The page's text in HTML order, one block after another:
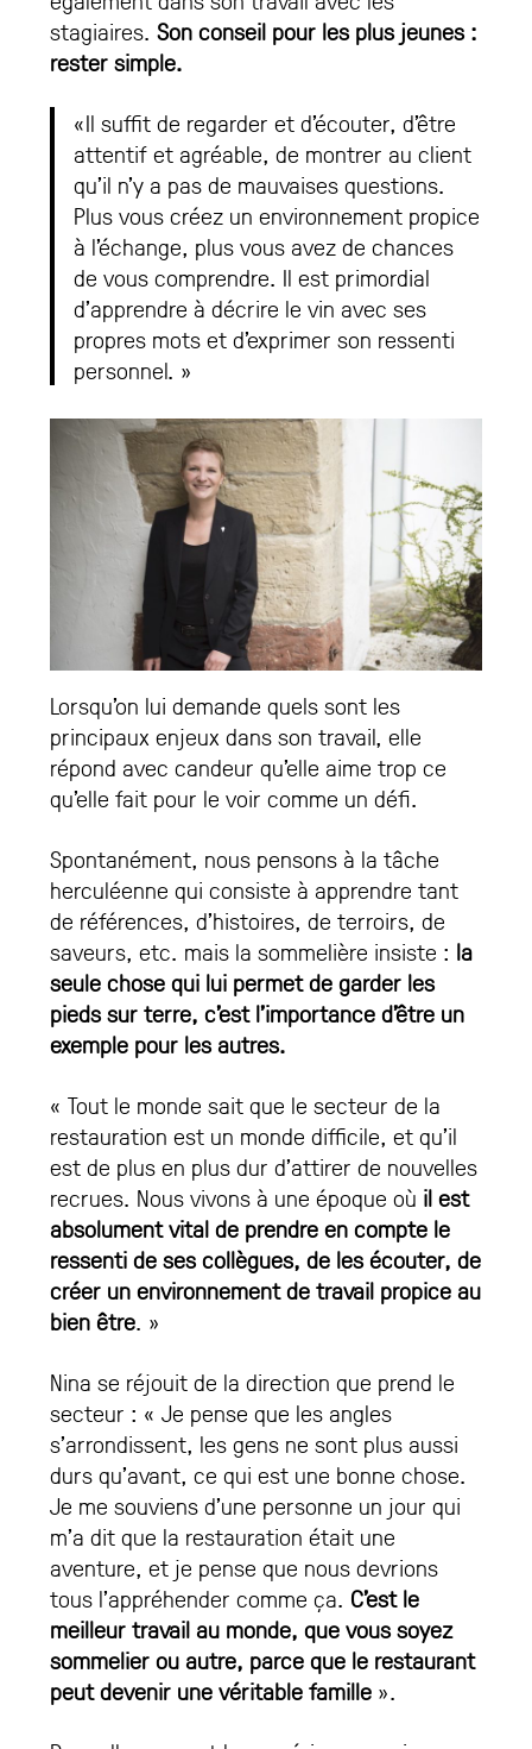
stagiaires.Son conseil pour les plus jeunes :
rester simple.
«Il suffit de regarder et d’écouter, d’être
attentif et agréable, de montrer au client
qu’il n’y a pas de mauvaises questions.
Plus vous créez un environnement propice
à l’échange, plus vous avez de chances
de vous comprendre. Il est primordial
d’apprendre à décrire le vin avec ses
propres mots et d’exprimer son ressenti
personnel. »
Lorsqu’on lui demande quels sont les
principaux enjeux dans son travail, elle
répond avec candeur qu’elle aime trop ce
qu’elle fait pour le voir comme un défi.
Spontanément, nous pensons à la tâche
herculéenne qui consiste à apprendre tant
de références, d’histoires, de terroirs, de
saveurs, etc. mais la sommelière insiste : la
seule chose qui lui permet de garder les
pieds sur terre, c’est l’importance d’être un
exemple pour les autres.
« Tout le monde sait que le secteur de la
restauration est un monde difficile, et qu’il
est de plus en plus dur d’attirer de nouvelles
recrues. Nous vivons à une époque où il est
absolument vital de prendre en compte le
ressenti de ses collègues, de les écouter, de
créer un environnement de travail propice au
bien être. »
Nina se réjouit de la direction que prend le
secteur : « Je pense que les angles
s’arrondissent, les gens ne sont plus aussi
durs qu’avant, ce qui est une bonne chose.
Je me souviens d’une personne un jour qui
m’a dit que la restauration était une
aventure, et je pense que nous devrions
tous l’appréhender comme ça. C’est le
meilleur travail au monde, que vous soyez
sommelier ou autre, parce que le restaurant
peut devenir une véritable famille ».